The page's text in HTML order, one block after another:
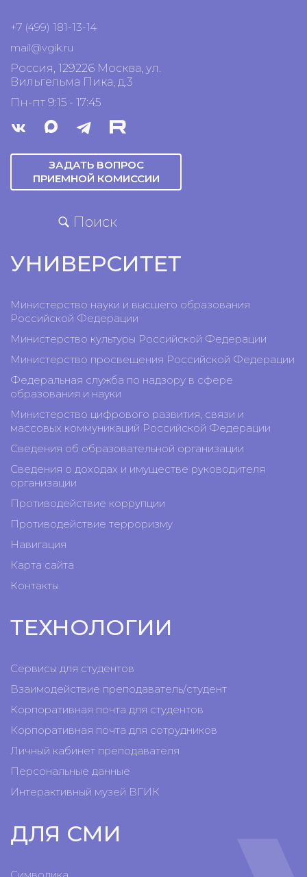
+7 (499) 181-13-14
mail@vgik.ru
Россия, 129226 Москва, ул.
Вильгельма Пика, д.3
Пн-пт 9:15 - 17:45
ЗАДАТЬ ВОПРОС
ПРИЕМНОЙ КОМИССИИ
Поиск
УНИВЕРСИТЕТ
Министерство науки и высшего образования
Российской Федерации
Министерство культуры Российской Федерации
Министерство просвещения Российской Федерации
Федеральная служба по надзору в сфере
образования и науки
Министерство цифрового развития, связи и
массовых коммуникаций Российской Федерации
Сведения об образовательной организации
Сведения о доходах и имуществе руководителя
организации
Противодействие коррупции
Противодействие терроризму
Навигация
Карта сайта
Контакты
ТЕХНОЛОГИИ
Сервисы для студентов
Взаимодействие преподаватель/студент
Корпоративная почта для студентов
Корпоративная почта для сотрудников
Личный кабинет преподавателя
Персональные данные
Интерактивный музей ВГИК
ДЛЯ СМИ